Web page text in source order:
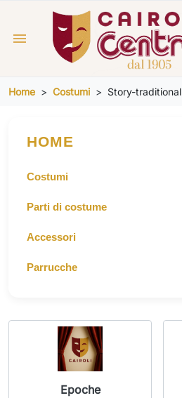
menu
Home Costumi Story-traditional
HOME
Costumi
Parti di costume
Accessori
Parrucche
Epoche